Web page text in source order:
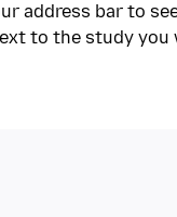
address bar to
to the study